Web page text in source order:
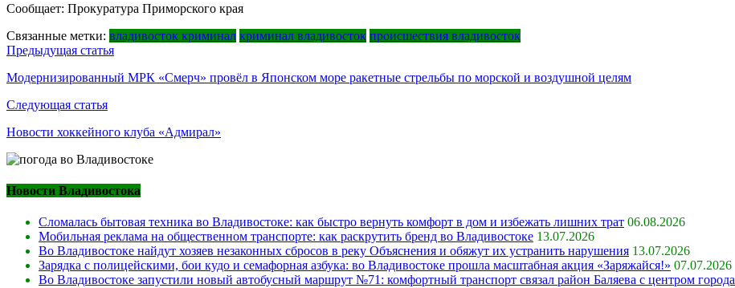
Сообщает: Прокуратура Приморского края
Связанные метки: владивосток криминал криминал владивосток происшествия владивосток
Навигация
по
записям
Предыдущая статья
Модернизированный МРК «Смерч» провёл в Японском море ракетные стрельбы по морской и воздушной целям
Следующая статья
Новости хоккейного клуба «Адмирал»
Новости Владивостока
Сломалась бытовая техника во Владивостоке: как быстро вернуть комфорт в дом и избежать лишних трат 06.08.2026
Мобильная реклама на общественном транспорте: как раскрутить бренд во Владивостоке 13.07.2026
Во Владивостоке найдут хозяев незаконных сбросов в реку Объяснения и обяжут их устранить нарушения 13.07.2026
Зарядка с полицейскими, бои кудо и семафорная азбука: во Владивостоке прошла масштабная акция «Заряжайся!» 07.07.2026
Во Владивостоке запустили новый автобусный маршрут №71: комфортный транспорт связал район Баляева с центром города